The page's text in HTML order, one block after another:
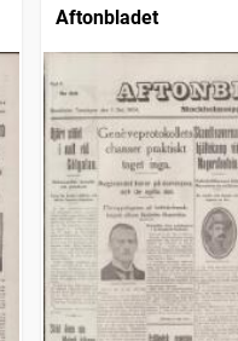
Aftonbladet